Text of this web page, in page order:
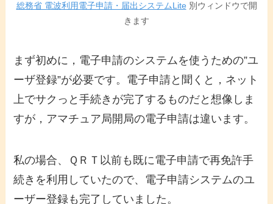
総務省 電波利用電子申請・届出システムLite 別ウィンドウで開
きます
まず初めに，電子申請のシステムを使うための”ユ
ーザ登録”が必要です。電子申請と聞くと，ネット
上でサクっと手続きが完了するものだと想像しま
すが，アマチュア局開局の電子申請は違います。
私の場合、ＱＲＴ以前も既に電子申請で再免許手
続きを利用していたので、電子申請システムのユ
ーザー登録も完了していました。